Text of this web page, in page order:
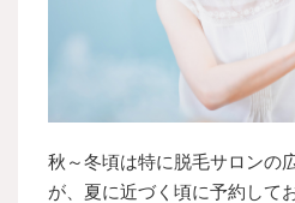
秋～冬頃は特に脱毛サロンの
が、夏に近づく頃に予約して